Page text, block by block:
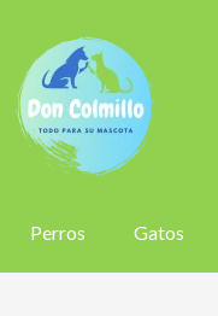
contenido
Perros Gatos